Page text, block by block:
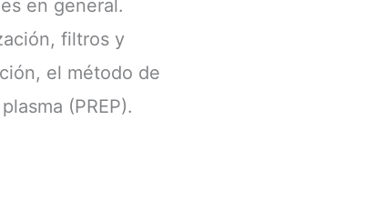
en general.
filtros y
el método de
(PREP).